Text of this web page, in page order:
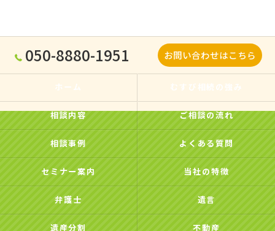
050-8880-1951 お問い合わせはこちら
ホーム むすび相続の強み
相談内容 ご相談の流れ
相談事例 よくある質問
セミナー案内 当社の特徴
弁護士 遺言
遺産分割 不動産